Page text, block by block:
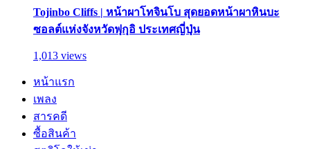
Tojinbo Cliffs | หน้าผาโทจินโบ สุดยอดหน้าผาหินบะ
ซอลต์แห่งจังหวัดฟุกุอิ ประเทศญี่ปุ่น
1,013 views
หน้าแรก
เพลง
สารคดี
ซื้อสินค้า